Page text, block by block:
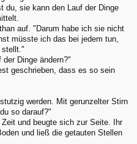
du, sie kann den Lauf der Dinge
auf. "Darum habe ich sie nicht
müsste ich das bei jedem tun,
stellt."
Dinge ändern?"
geschrieben, dass es so sein
werden. Mit gerunzelter Stirn
so darauf?"
und beugte sich zur Seite. Ihr
und ließ die getauten Stellen